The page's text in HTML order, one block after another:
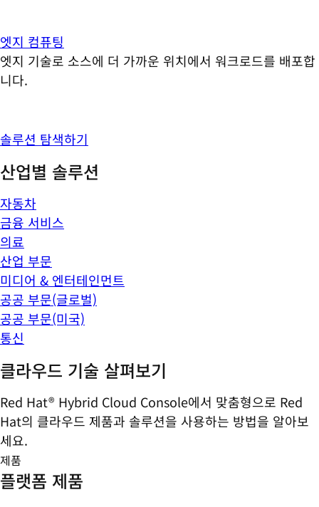
엣지 컴퓨팅
엣지 기술로 소스에 더 가까운 위치에서 워크로드를 배포합
니다.
솔루션 탐색하기
산업별 솔루션
자동차
금융 서비스
의료
산업 부문
미디어 & 엔터테인먼트
공공 부문(글로벌)
공공 부문(미국)
통신
클라우드 기술 살펴보기
Red Hat® Hybrid Cloud Console에서 맞춤형으로 Red
Hat의 클라우드 제품과 솔루션을 사용하는 방법을 알아보
세요.
제품
플랫폼 제품